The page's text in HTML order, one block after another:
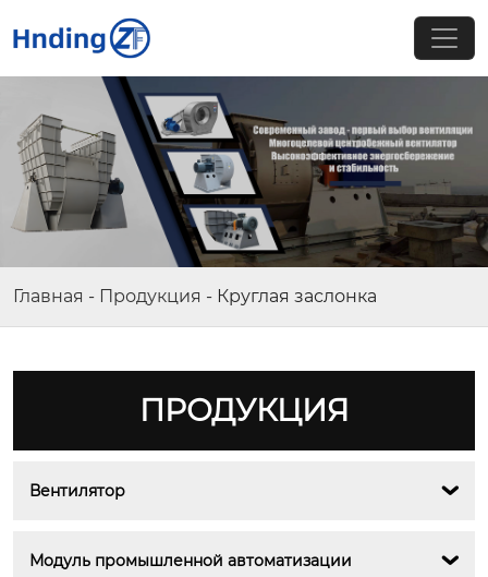
Главная - Продукция - Круглая заслонка
ПРОДУКЦИЯ
Вентилятор 
Модуль промышленной автоматизации 